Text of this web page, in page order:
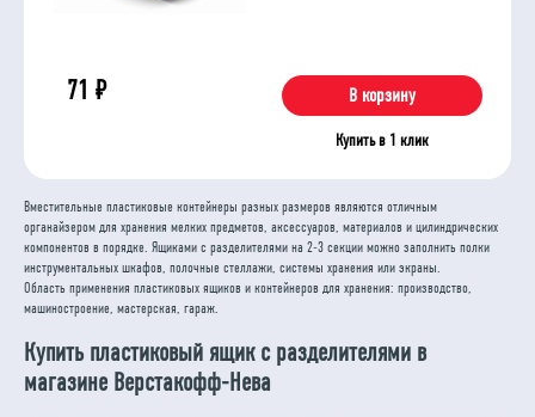
71 ₽ В корзину
Купить в 1 клик
Вместительные пластиковые контейнеры разных размеров являются отличным
органайзером для хранения мелких предметов, аксессуаров, материалов и цилиндрических
компонентов в порядке. Ящиками с разделителями на 2-3 секции можно заполнить полки
инструментальных шкафов, полочные стеллажи, системы хранения или экраны.
Область применения пластиковых ящиков и контейнеров для хранения: производство,
машиностроение, мастерская, гараж.
Купить пластиковый ящик с разделителями в
магазине Верстакофф-Нева